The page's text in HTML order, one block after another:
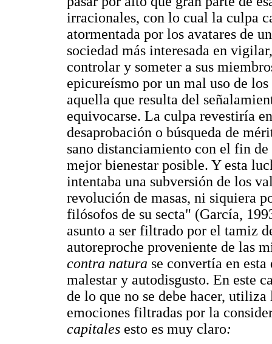
irracionales, con lo cual la culpa
atormentada por los avatares de
sociedad más interesada en
controlar y someter a sus
epicureísmo por un mal uso de
aquella que resulta del
equivocarse. La culpa revestiría
desaprobación o búsqueda de
sano distanciamiento con el fin
mejor bienestar posible. Y esta
intentaba una subversión de los
revolución de masas, ni siquiera
filósofos de su secta" (García,
asunto a ser filtrado por el tamiz
autoreproche proveniente de las
contra natura se convertía en
malestar y autodisgusto. En este
de lo que no se debe hacer,
emociones filtradas por la
capitales esto es muy claro: